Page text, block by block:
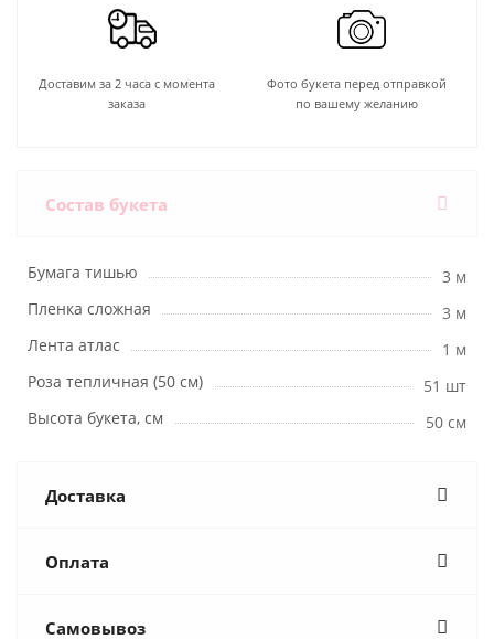
Доставим за 2 часа с момента
заказа
Фото букета перед отправкой
по вашему желанию
Состав букета
Бумага тишью
3 м
Пленка сложная
3 м
Лента атлас
1 м
Роза тепличная (50 см)
51 шт
Высота букета, см
50 см
Доставка
Оплата
Самовывоз